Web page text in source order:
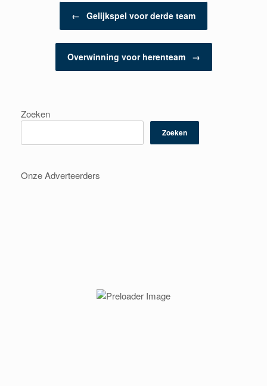
Berichtnavigatie
← Gelijkspel voor derde team
Overwinning voor herenteam →
Zoeken
Zoeken
Onze Adverteerders